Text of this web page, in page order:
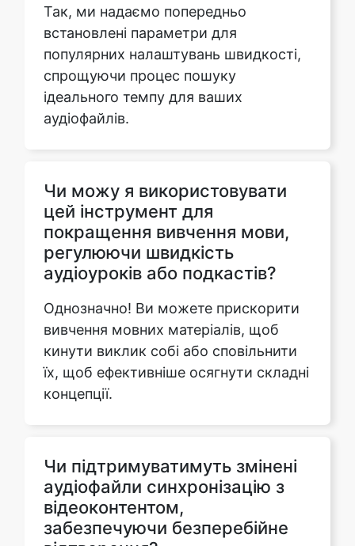
спрощуючи процес пошуку
ідеального темпу для ваших
аудіофайлів.
Чи можу я використовувати
регулюючи швидкість
аудіоуроків або подкастів?
Однозначно! Ви можете прискорити
вивчення мовних матеріалів, щоб
кинути виклик собі або сповільнити
їх, щоб ефективніше осягнути складні
концепції.
Чи підтримуватимуть змінені
забезпечуючи безперебійне
відтворення?
Абсолютно! Наш інструмент гарантує,
що регулювання швидкості ідеально